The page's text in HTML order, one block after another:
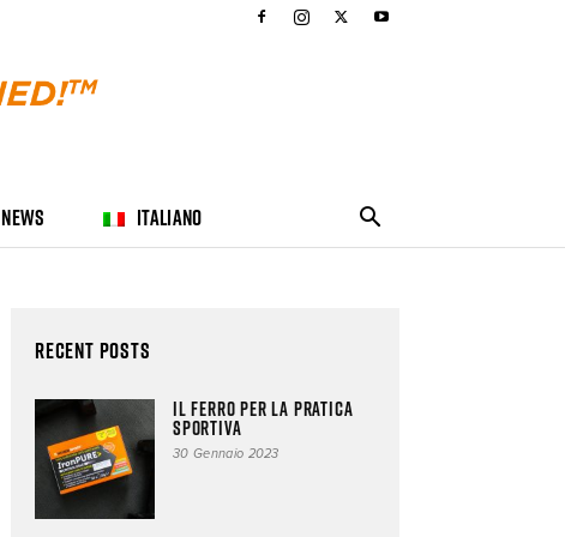
NEWS ITALIANO
Recent Posts
Il ferro per la pratica
sportiva
30 Gennaio 2023